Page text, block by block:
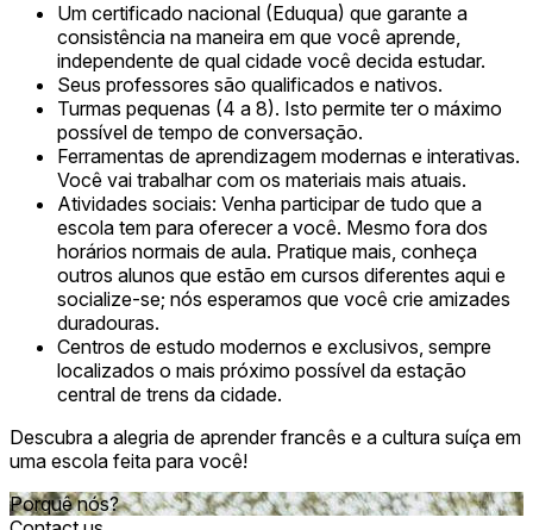
Um certificado nacional (Eduqua) que garante a
consistência na maneira em que você aprende,
independente de qual cidade você decida estudar.
Seus professores são qualificados e nativos.
Turmas pequenas (4 a 8). Isto permite ter o máximo
possível de tempo de conversação.
Ferramentas de aprendizagem modernas e interativas.
Você vai trabalhar com os materiais mais atuais.
Atividades sociais: Venha participar de tudo que a
escola tem para oferecer a você. Mesmo fora dos
horários normais de aula. Pratique mais, conheça
outros alunos que estão em cursos diferentes aqui e
socialize-se; nós esperamos que você crie amizades
duradouras.
Centros de estudo modernos e exclusivos, sempre
localizados o mais próximo possível da estação
central de trens da cidade.
Descubra a alegria de aprender francês e a cultura suíça em
uma escola feita para você!
Porquê nós?